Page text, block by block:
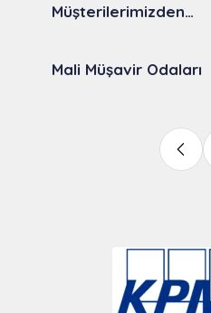
Müşterilerimizden…
Mali Müşavir Odaları